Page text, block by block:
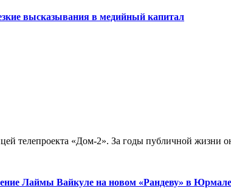
высказывания в медийный капитал
телепроекта «Дом-2». За годы публичной жизни
Лаймы Вайкуле на новом «Рандеву» в Юрмале